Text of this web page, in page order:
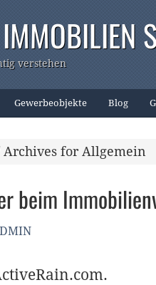
verstehen
Gewerbeobjekte Blog
Archives for Allgemein
beim